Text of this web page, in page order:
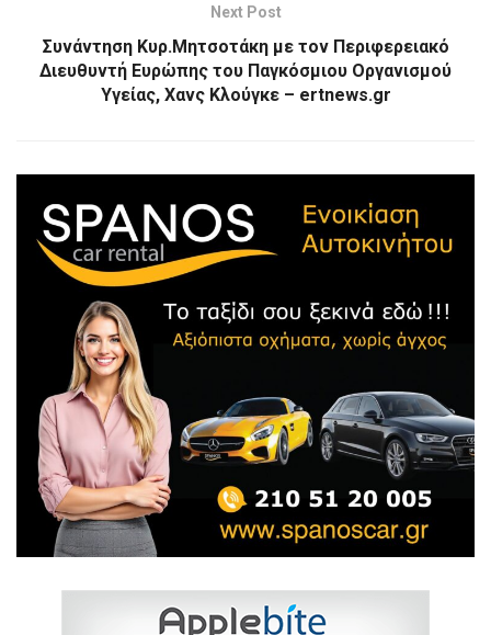
Next Post
Συνάντηση Κυρ.Μητσοτάκη με τον Περιφερειακό
Διευθυντή Ευρώπης του Παγκόσμιου Οργανισμού
Υγείας, Χανς Κλούγκε – ertnews.gr